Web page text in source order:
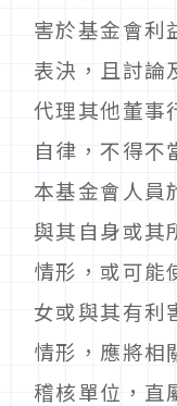
害於基金會利
表決，且討論
代理其他董事
自律，不得不
本基金會人員
與其自身或其
情形，或可能
女或與其有利
情形，應將相
稽核單位，直